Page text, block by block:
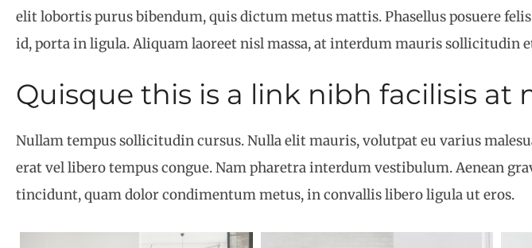
elit lobortis purus bibendum, quis dictum metus mattis. Phasellus posuere
id, porta in ligula. Aliquam laoreet nisl massa, at interdum mauris sollicitudin
Quisque this is a link nibh facilisis at
Nullam tempus sollicitudin cursus. Nulla elit mauris, volutpat eu varius
erat vel libero tempus congue. Nam pharetra interdum vestibulum. Aenean
tincidunt, quam dolor condimentum metus, in convallis libero ligula ut eros.